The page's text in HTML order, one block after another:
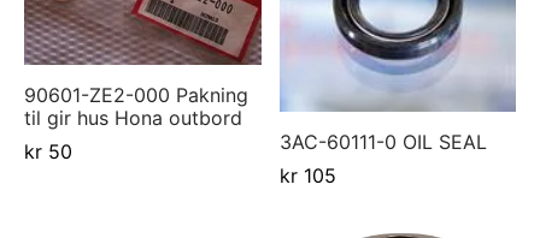
90601-ZE2-000 Pakning
til gir hus Hona outbord
kr 50
3AC-60111-0 OIL SEAL
kr105